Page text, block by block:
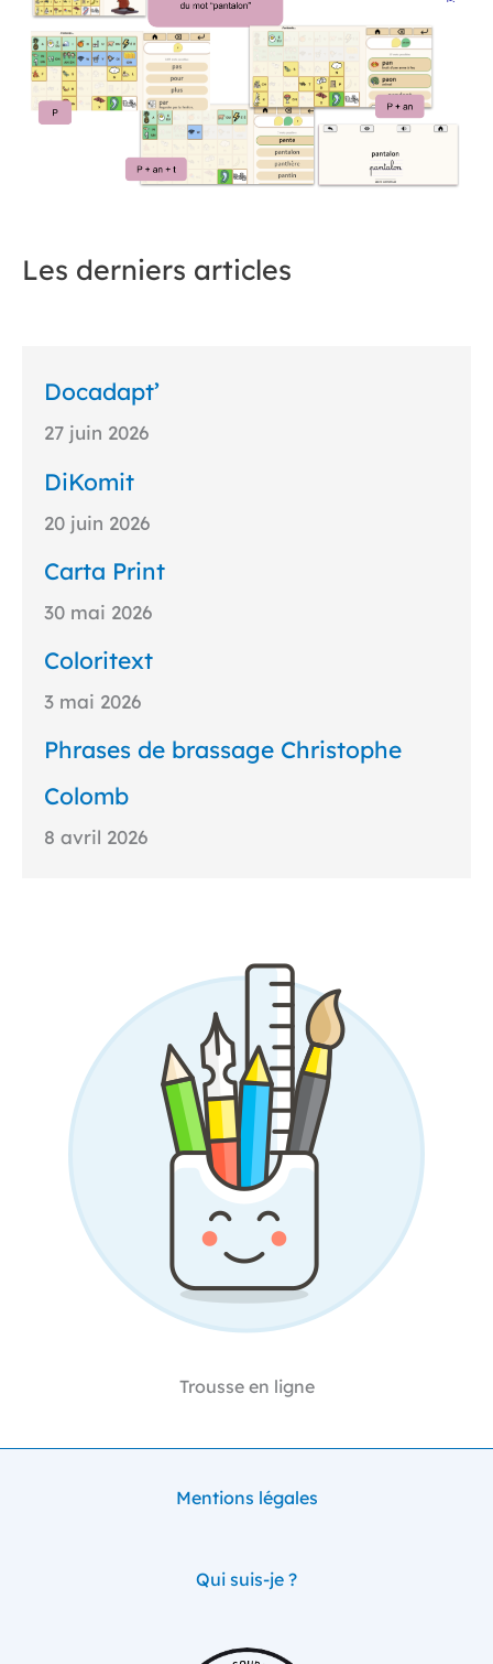
Les derniers articles
Docadapt’
27 juin 2026
DiKomit
20 juin 2026
Carta Print
30 mai 2026
Coloritext
3 mai 2026
Phrases de brassage Christophe
Colomb
8 avril 2026
Trousse en ligne
Mentions légales
Qui suis-je ?